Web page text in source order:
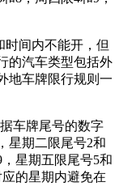
时间内不能开，但
的汽车类型包括外
地车牌限行规则一
车牌尾号的数字
星期二限尾号2和
星期五限尾号5和
的星期内避免在